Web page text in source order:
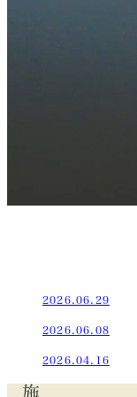
2026.06.29
2026.06.08
2026.04.16